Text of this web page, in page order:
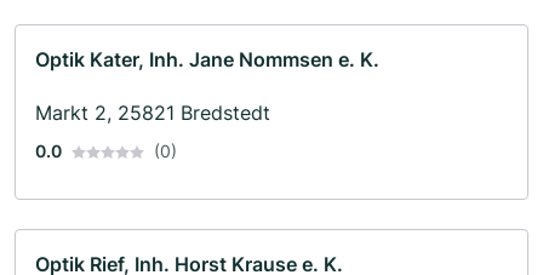
Optik Kater, Inh. Jane Nommsen e. K.
Markt 2, 25821 Bredstedt
0.0 (0)
Optik Rief, Inh. Horst Krause e. K.